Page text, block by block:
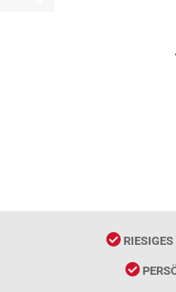
RIESIGES